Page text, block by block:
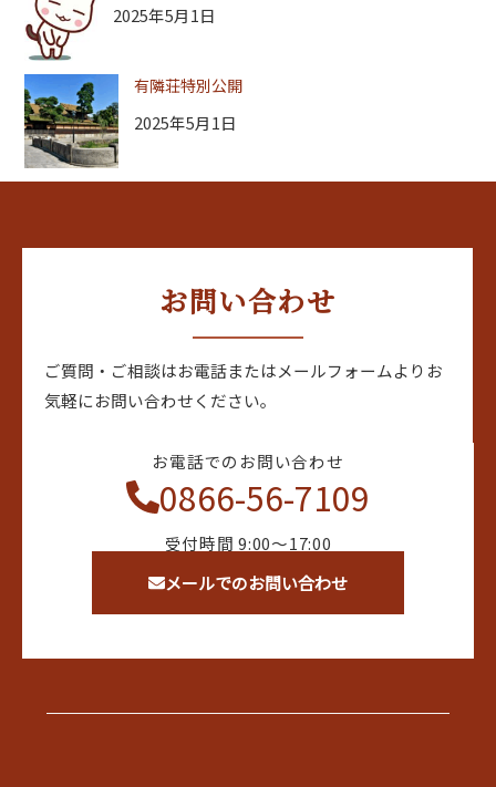
2025年5月1日
有隣荘特別公開
2025年5月1日
お問い合わせ
ご質問・ご相談はお電話またはメールフォームよりお
気軽にお問い合わせください。
お電話でのお問い合わせ
0866-56-7109
受付時間 9:00〜17:00
メールでのお問い合わせ